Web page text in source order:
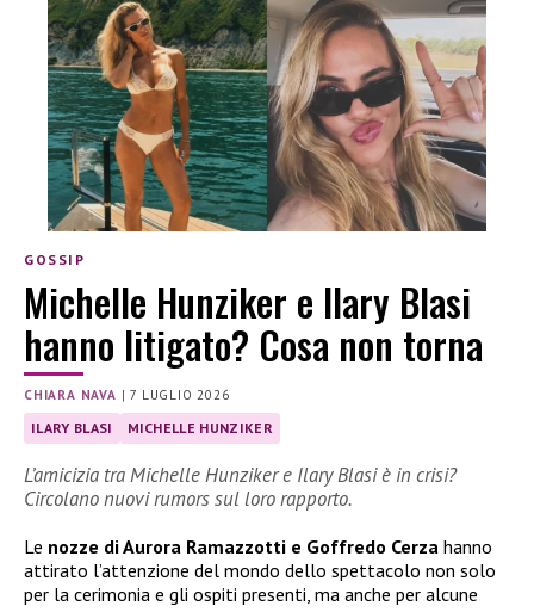
GOSSIP
Michelle Hunziker e Ilary Blasi
hanno litigato? Cosa non torna
CHIARA NAVA |7 LUGLIO 2026
ILARY BLASI MICHELLE HUNZIKER
L’amicizia tra Michelle Hunziker e Ilary Blasi è in crisi?
Circolano nuovi rumors sul loro rapporto.
Le nozze di Aurora Ramazzotti e Goffredo Cerza hanno
attirato l’attenzione del mondo dello spettacolo non solo
per la cerimonia e gli ospiti presenti, ma anche per alcune